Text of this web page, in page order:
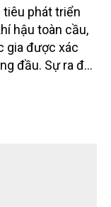
phát triển
hậu toàn cầu,
gia được xác
đầu. Sự ra đời
toàn diện,
cao hiệu